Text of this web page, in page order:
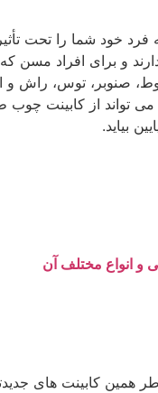
خود شما را تحت
و برای افراد مسن
صنوبر، توس، راش و
از کابینت چوب
بیاید.
و انواع مختلف آن
همین کابینت های